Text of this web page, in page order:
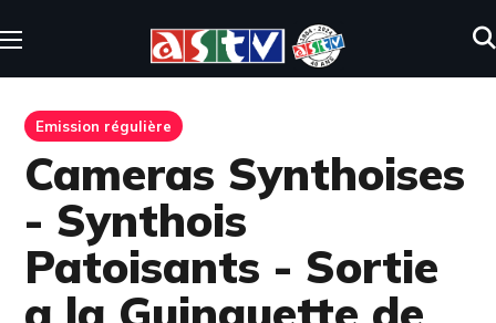
Emission régulière
Cameras Synthoises
- Synthois
Patoisants - Sortie